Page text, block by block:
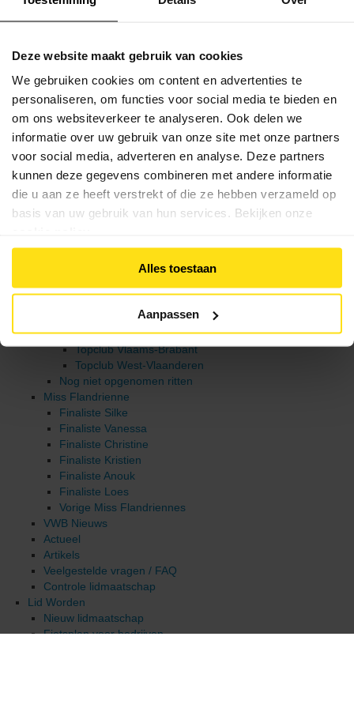
Deze website maakt gebruik van cookies
We gebruiken cookies om content en advertenties te
personaliseren, om functies voor social media te bieden en
om ons websiteverkeer te analyseren. Ook delen we
informatie over uw gebruik van onze site met onze partners
voor social media, adverteren en analyse. Deze partners
kunnen deze gegevens combineren met andere informatie
die u aan ze heeft verstrekt of die ze hebben verzameld op
basis van uw gebruik van hun services. Bekijken onze
Alles toestaan
Aanpassen
Verkeersregels
&
wedstrijden
Klassementen
Miss
Flandrienne
VWB
Nieuws
Artikels
Veelgestelde
vragen
Controle
lidmaatschap
Lid
Worden
Ledenvoordelen
Verzekering
Kalender
Clubs
Downloads
Contact
Verantwoordelijke Integriteit / Ethiek
Media & wedstrijden
VWB Foto-Challenges
Foto-challenge 2020
Wedstrijd plaatsborden
VWB Prijsuitreiking
Prijsuitreiking 2019
Prijsuitreiking 2022
Klassementen
WT Supercyclist
Topclub
Topclub Limburg
Topclub Oost-Vlaanderen
Topclub Vlaams-Brabant
Topclub West-Vlaanderen
Nog niet opgenomen ritten
Miss Flandrienne
Finaliste Silke
Finaliste Vanessa
Finaliste Christine
Finaliste Kristien
Finaliste Anouk
Finaliste Loes
Vorige Miss Flandriennes
VWB Nieuws
Actueel
Artikels
Veelgestelde vragen / FAQ
Controle lidmaatschap
Lid Worden
Nieuw lidmaatschap
Fietsplan voor bedrijven